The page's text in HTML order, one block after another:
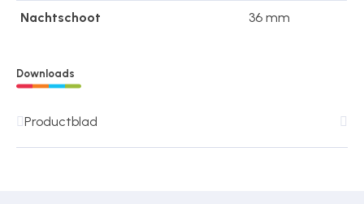
Nachtschoot 36 mm
Downloads
Productblad